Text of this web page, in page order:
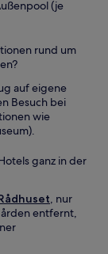
(je
rund um
auf eigene
Besuch bei
wie
ganz in der
, nur
entfernt,